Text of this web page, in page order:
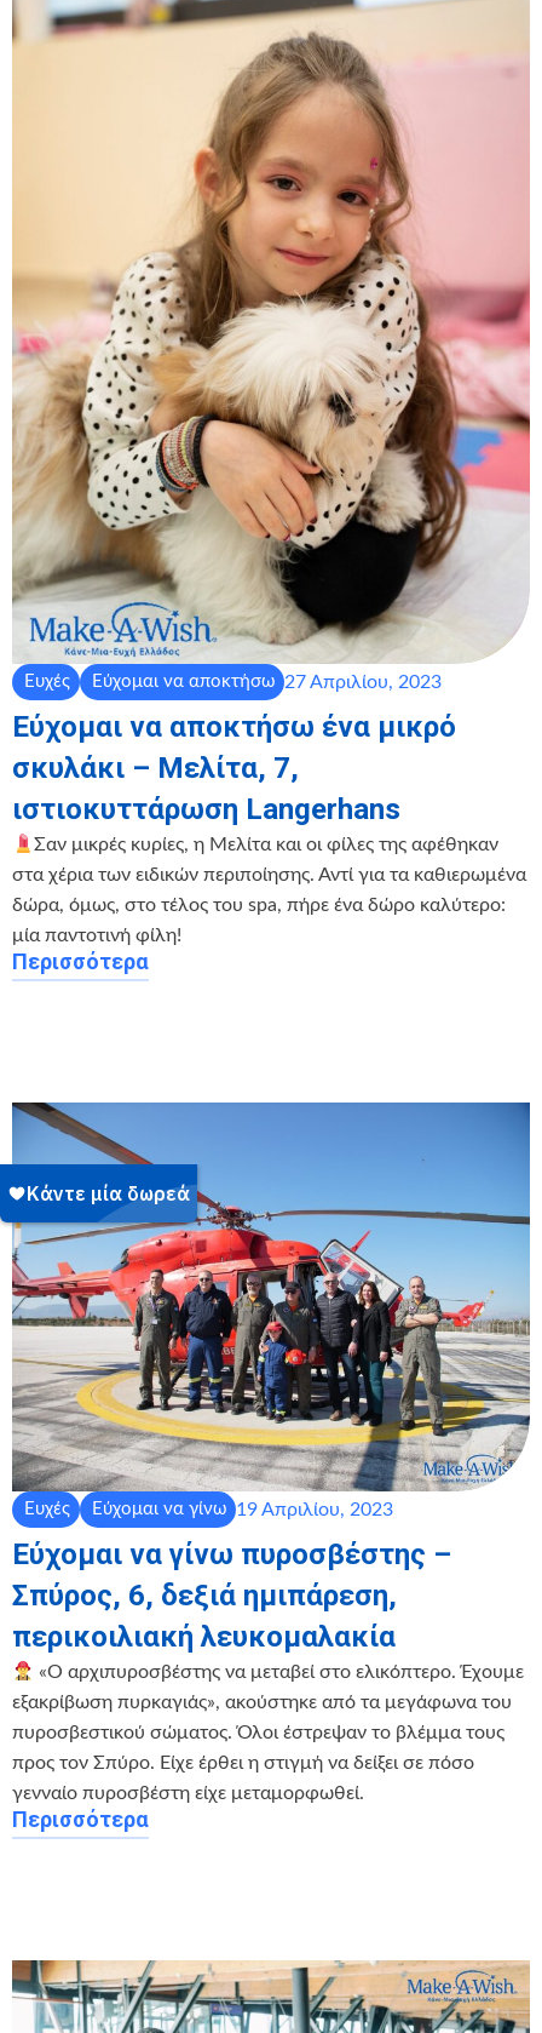
Ευχές Εύχομαι να αποκτήσω 27 Απριλίου, 2023
Εύχομαι να αποκτήσω ένα μικρό
σκυλάκι – Μελίτα, 7,
ιστιοκυττάρωση Langerhans
Σαν μικρές κυρίες, η Μελίτα και οι φίλες της αφέθηκαν
στα χέρια των ειδικών περιποίησης. Αντί για τα καθιερωμένα
δώρα, όμως, στο τέλος του spa, πήρε ένα δώρο καλύτερο:
μία παντοτινή φίλη!
Περισσότερα
Ευχές Εύχομαι να γίνω 19 Απριλίου, 2023
Εύχομαι να γίνω πυροσβέστης –
Σπύρος, 6, δεξιά ημιπάρεση,
περικοιλιακή λευκομαλακία
«Ο αρχιπυροσβέστης να μεταβεί στο ελικόπτερο. Έχουμε
εξακρίβωση πυρκαγιάς», ακούστηκε από τα μεγάφωνα του
πυροσβεστικού σώματος. Όλοι έστρεψαν το βλέμμα τους
προς τον Σπύρο. Είχε έρθει η στιγμή να δείξει σε πόσο
γενναίο πυροσβέστη είχε μεταμορφωθεί.
Περισσότερα